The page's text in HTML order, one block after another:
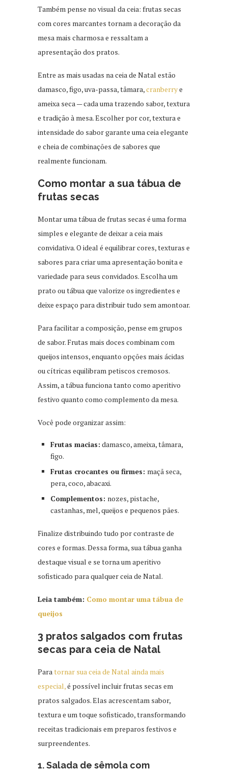
Também pense no visual da ceia: frutas secas
com cores marcantes tornam a decoração da
mesa mais charmosa e ressaltam a
apresentação dos pratos.
Entre as mais usadas na ceia de Natal estão
damasco, figo, uva-passa, tâmara,cranberrye
ameixa seca — cada uma trazendo sabor, textura
e tradição à mesa. Escolher por cor, textura e
intensidade do sabor garante uma ceia elegante
e cheia de combinações de sabores que
realmente funcionam.
Como montar a sua tábua de
frutas secas
Montar uma tábua de frutas secas é uma forma
simples e elegante de deixar a ceia mais
convidativa. O ideal é equilibrar cores, texturas e
sabores para criar uma apresentação bonita e
variedade para seus convidados. Escolha um
prato ou tábua que valorize os ingredientes e
deixe espaço para distribuir tudo sem amontoar.
Para facilitar a composição, pense em grupos
de sabor. Frutas mais doces combinam com
queijos intensos, enquanto opções mais ácidas
ou cítricas equilibram petiscos cremosos.
Assim, a tábua funciona tanto como aperitivo
festivo quanto como complemento da mesa.
Você pode organizar assim:
Frutas macias: damasco, ameixa, tâmara,
figo.
Frutas crocantes ou firmes: maçã seca,
pera, coco, abacaxi.
Complementos: nozes, pistache,
castanhas, mel, queijos e pequenos pães.
Finalize distribuindo tudo por contraste de
cores e formas. Dessa forma, sua tábua ganha
destaque visual e se torna um aperitivo
sofisticado para qualquer ceia de Natal.
Leia também: Como montar uma tábua de
queijos
3 pratos salgados com frutas
secas para ceia de Natal
Paratornar sua ceia de Natal ainda mais
especial,é possível incluir frutas secas em
pratos salgados. Elas acrescentam sabor,
textura e um toque sofisticado, transformando
receitas tradicionais em preparos festivos e
surpreendentes.
1. Salada de sêmola com